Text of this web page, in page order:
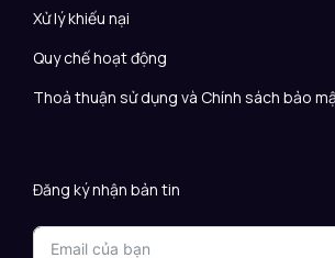
Xử lý khiếu nại
Quy chế hoạt động
Thoả thuận sử dụng và Chính sách bảo
Đăng ký nhận bản tin